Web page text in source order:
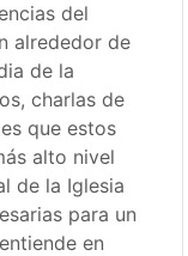
del
alrededor de
de la
charlas de
que estos
alto nivel
de la Iglesia
para un
en